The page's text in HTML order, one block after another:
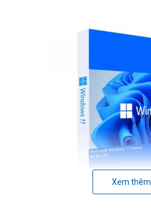
Xem thêm